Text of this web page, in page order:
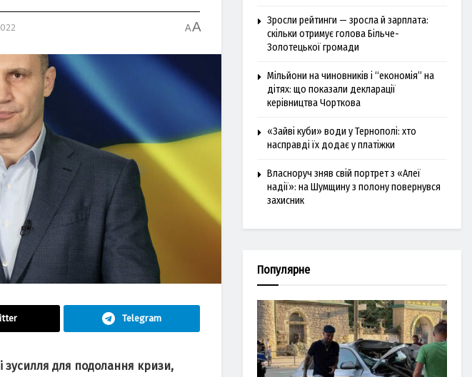
AA
Telegram
зусилля для подолання кризи,
Зросли рейтинги — зросла й зарплата:
скільки отримує голова Більче-
Золотецької громади
Мільйони на чиновників і “економія” на
дітях: що показали декларації
керівництва Чорткова
«Зайві куби» води у Тернополі: хто
насправді їх додає у платіжки
Власноруч зняв свій портрет з «Алеї
надії»: на Шумщину з полону повернувся
захисник
Популярне